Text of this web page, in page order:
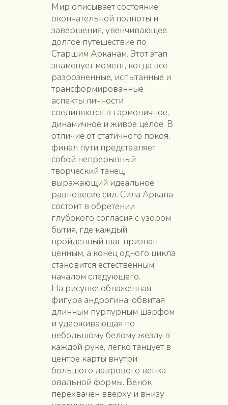
Мир описывает состояние
окончательной полноты и
завершения, увенчивающее
долгое путешествие по
Старшим Арканам. Этот этап
знаменует момент, когда все
разрозненные, испытанные и
трансформированные
аспекты личности
соединяются в гармоничное,
динамичное и живое целое. В
отличие от статичного покоя,
финал пути представляет
собой непрерывный
творческий танец,
выражающий идеальное
равновесие сил. Сила Аркана
состоит в обретении
глубокого согласия с узором
бытия, где каждый
пройденный шаг признан
ценным, а конец одного цикла
становится естественным
началом следующего.
На рисунке обнажённая
фигура андрогина, обвитая
длинным пурпурным шарфом
и удерживающая по
небольшому белому жезлу в
каждой руке, легко танцует в
центре карты внутри
большого лаврового венка
овальной формы. Венок
перехвачен вверху и внизу